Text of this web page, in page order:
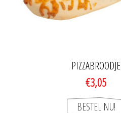
PIZZABROODJE
€3,05